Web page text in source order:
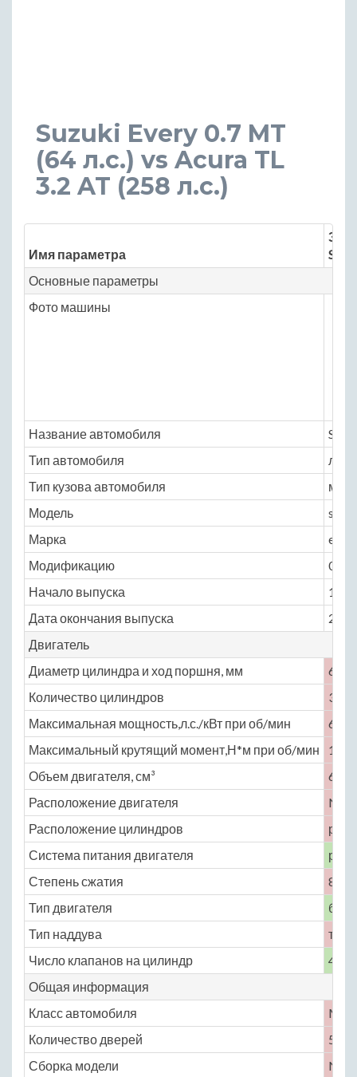
Suzuki Every 0.7 MT
(64 л.с.) vs Acura TL
3.2 AT (258 л.с.)
Имя параметра
Основные параметры
Фото машины
Название автомобиля
Тип автомобиля
Тип кузова автомобиля
Модель
Марка
Модификацию
0.7
Начало выпуска
1999
Дата окончания выпуска
2016
Двигатель
Диаметр цилиндра и ход поршня, мм
68 ×
Количество цилиндров
3
Максимальная мощность,л.с./кВт при об/мин
64 /
Максимальный крутящий момент,Н*м при об/мин
103
Объем двигателя, см³
658
Расположение двигателя
No
Расположение цилиндров
Система питания двигателя
Степень сжатия
8.4
Тип двигателя
Тип наддува
Число клапанов на цилиндр
4
Общая информация
Класс автомобиля
M
Количество дверей
5
Сборка модели
No